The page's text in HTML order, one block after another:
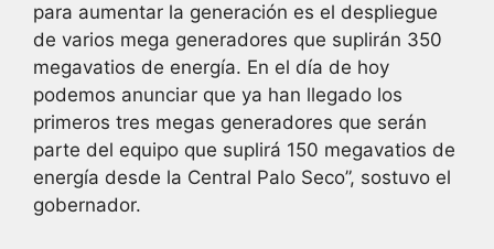
para aumentar la generación es el despliegue
de varios mega generadores que suplirán 350
megavatios de energía. En el día de hoy
podemos anunciar que ya han llegado los
primeros tres megas generadores que serán
parte del equipo que suplirá 150 megavatios de
energía desde la Central Palo Seco”, sostuvo el
gobernador.